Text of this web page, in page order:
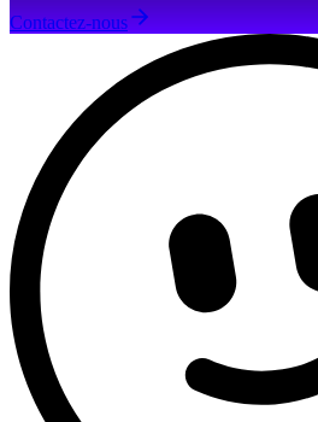
Contactez-nous